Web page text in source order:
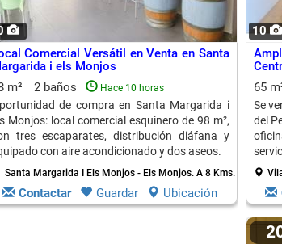
Marti Sarroca
Comercial Versátil en Venta en Santa
i els Monjos
m²
2 baños Hace 10 horas
de compra en Santa Margarida i
Monjos: local comercial esquinero de 98 m²,
tres escaparates, distribución diáfana y
con aire acondicionado y dos aseos.
Santa Margarida I Els Monjos - Els Monjos. A 8 Kms. de Sant
Contactar Guardar Ubicación
10
65
Se
del